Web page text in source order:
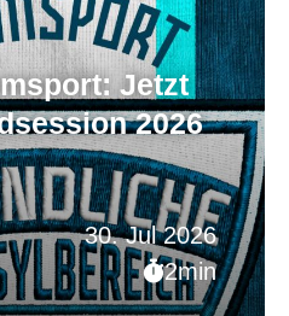
30. Jul 2026
2min
Jetzt
2026